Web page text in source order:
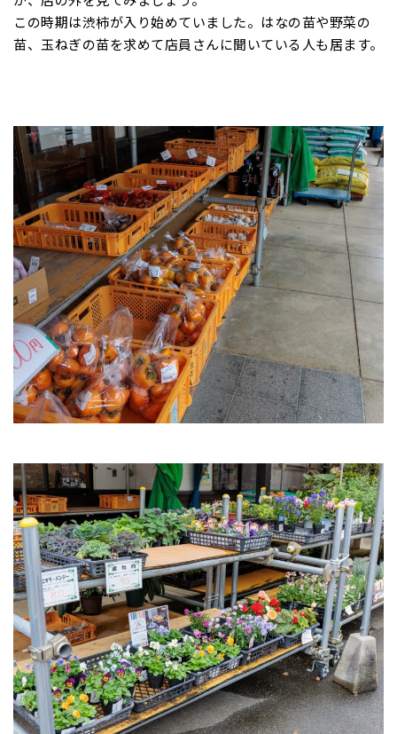
この時期は渋柿が入り始めていました。はなの苗や野菜の
苗、玉ねぎの苗を求めて店員さんに聞いている人も居ます。